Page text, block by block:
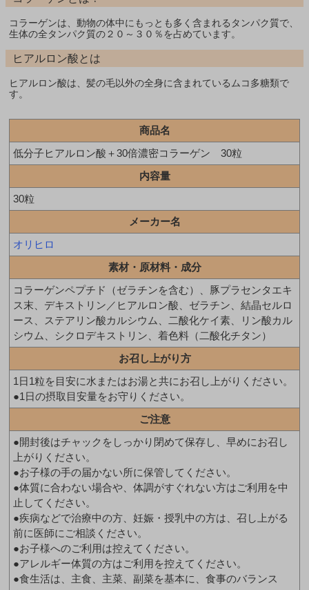
コラーゲンは、動物の体中にもっとも多く含まれるタンパク質で、
生体の全タンパク質の２０～３０％を占めています。
ヒアルロン酸とは
ヒアルロン酸は、髪の毛以外の全身に含まれているムコ多糖類で
す。
商品名
低分子ヒアルロン酸＋30倍濃密コラーゲン 30粒
内容量
30粒
メーカー名
オリヒロ
素材・原材料・成分
コラーゲンペプチド（ゼラチンを含む）、豚プラセンタエキ
ス末、デキストリン／ヒアルロン酸、ゼラチン、結晶セルロ
ース、ステアリン酸カルシウム、二酸化ケイ素、リン酸カル
シウム、シクロデキストリン、着色料（二酸化チタン）
お召し上がり方
1日1粒を目安に水またはお湯と共にお召し上がりください。
●1日の摂取目安量をお守りください。
ご注意
●開封後はチャックをしっかり閉めて保存し、早めにお召し
上がりください。
●お子様の手の届かない所に保管してください。
●体質に合わない場合や、体調がすぐれない方はご利用を中
止してください。
●疾病などで治療中の方、妊娠・授乳中の方は、召し上がる
前に医師にご相談ください。
●お子様へのご利用は控えてください。
●アレルギー体質の方はご利用を控えてください。
●食生活は、主食、主菜、副菜を基本に、食事のバランス